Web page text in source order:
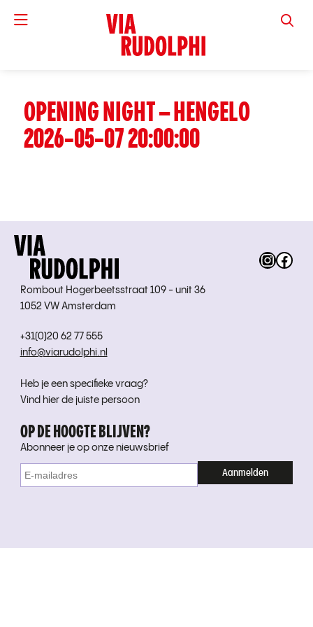
VIA
OPENING NIGHT – HENGELO
2026-05-07 20:00:00
Rombout Hogerbeetsstraat 109 - unit 36
1052 VW Amsterdam
+31(0)20 62 77 555
info@viarudolphi.nl
Heb je een specifieke vraag?
Vind hier de juiste persoon
OP DE HOOGTE BLIJVEN?
Abonneer je op onze nieuwsbrief